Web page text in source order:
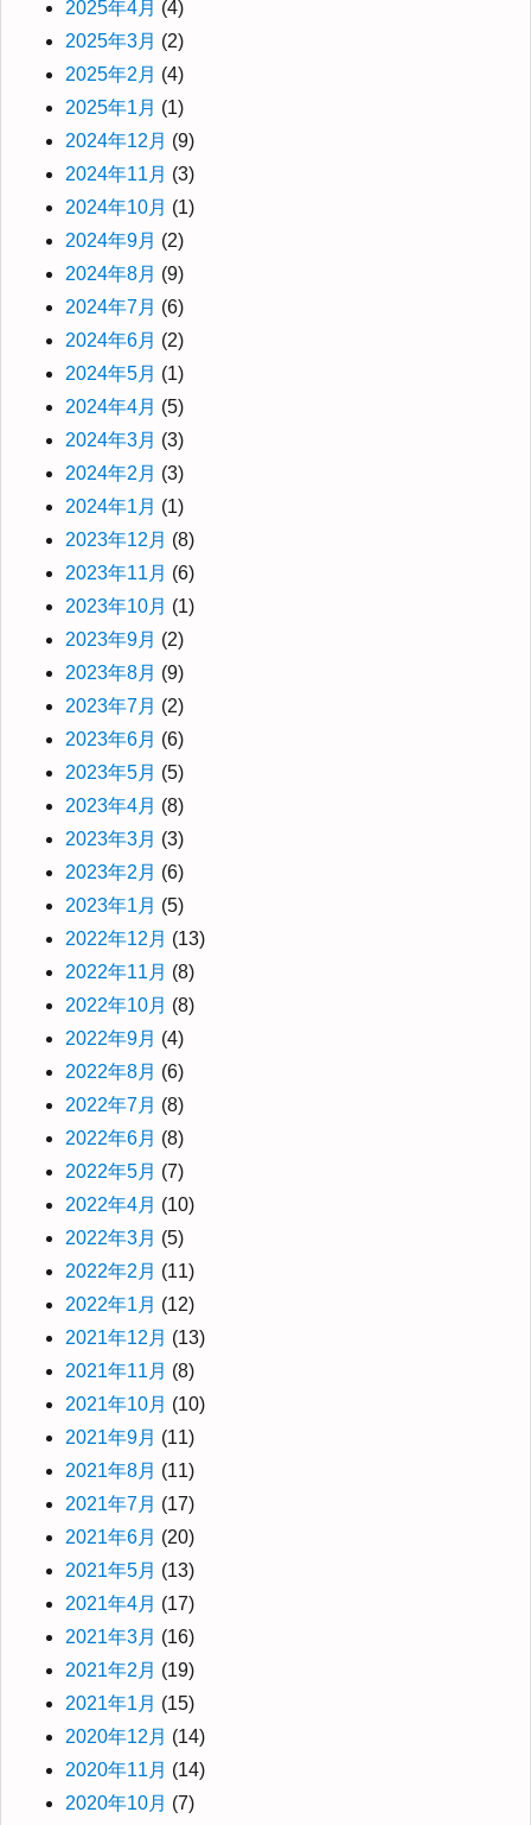
2025年4月 (4)
2025年3月 (2)
2025年2月 (4)
2025年1月 (1)
2024年12月 (9)
2024年11月 (3)
2024年10月 (1)
2024年9月 (2)
2024年8月 (9)
2024年7月 (6)
2024年6月 (2)
2024年5月 (1)
2024年4月 (5)
2024年3月 (3)
2024年2月 (3)
2024年1月 (1)
2023年12月 (8)
2023年11月 (6)
2023年10月 (1)
2023年9月 (2)
2023年8月 (9)
2023年7月 (2)
2023年6月 (6)
2023年5月 (5)
2023年4月 (8)
2023年3月 (3)
2023年2月 (6)
2023年1月 (5)
2022年12月 (13)
2022年11月 (8)
2022年10月 (8)
2022年9月 (4)
2022年8月 (6)
2022年7月 (8)
2022年6月 (8)
2022年5月 (7)
2022年4月 (10)
2022年3月 (5)
2022年2月 (11)
2022年1月 (12)
2021年12月 (13)
2021年11月 (8)
2021年10月 (10)
2021年9月 (11)
2021年8月 (11)
2021年7月 (17)
2021年6月 (20)
2021年5月 (13)
2021年4月 (17)
2021年3月 (16)
2021年2月 (19)
2021年1月 (15)
2020年12月 (14)
2020年11月 (14)
2020年10月 (7)